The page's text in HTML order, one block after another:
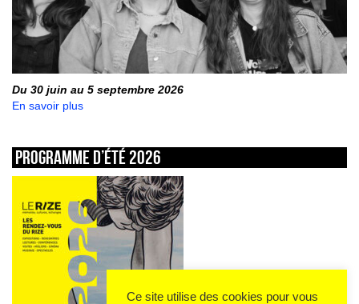
Du 30 juin au 5 septembre 2026
En savoir plus
Programme d’été 2026
Ce site utilise des cookies pour vous